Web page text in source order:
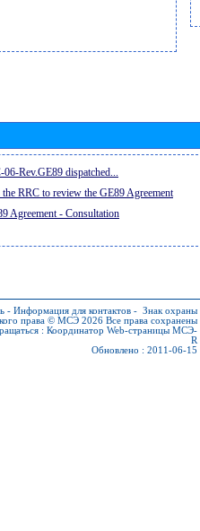
Rev.GE89 dispatched...
RRC to review the GE89 Agreement
Agreement - Consultation
- Информация для контактов - Знак охраны
права © МСЭ 2026 Все права сохранены
: Координатор Web-страницы МСЭ-
R
Обновлено : 2011-06-15